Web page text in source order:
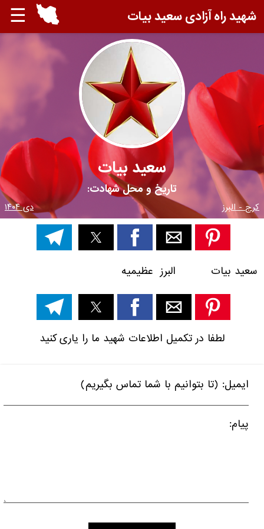
☰ شهید راه آزادی سعید بیات
سعید بیات
تاریخ و محل شهادت:
کرج - البرز دی ۱۴۰۴
سعید بیات البرز عظیمیه
لطفا در تکمیل اطلاعات شهید ما را یاری کنید
ایمیل: (تا بتوانیم با شما تماس بگیریم)
پیام: